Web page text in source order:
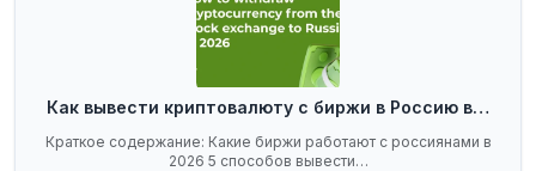
Как вывести криптовалюту с биржи в Россию в…
Краткое содержание: Какие биржи работают с россиянами в
2026 5 способов вывести…